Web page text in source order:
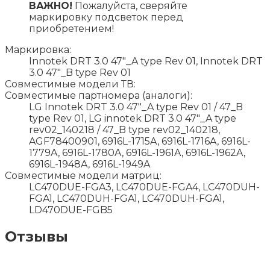
ВАЖНО! Пожалуйста, сверяйте
маркировку подсветок перед
приобретением!
Маркировка:
Innotek DRT 3.0 47"_A type Rev 01, Innotek DRT
3.0 47"_B type Rev 01
Совместимые модели ТВ:
Совместимые партномера (аналоги):
LG Innotek DRT 3.0 47"_A type Rev 01 / 47_B
type Rev 01, LG innotek DRT 3.0 47"_A type
rev02_140218 / 47_B type rev02_140218,
AGF78400901, 6916L-1715A, 6916L-1716A, 6916L-
1779A, 6916L-1780A, 6916L-1961A, 6916L-1962A,
6916L-1948A, 6916L-1949A
Совместимые модели матриц:
LC470DUE-FGA3, LC470DUE-FGA4, LC470DUH-
FGA1, LC470DUH-FGA1, LC470DUH-FGA1,
LD470DUE-FGB5
Отзывы